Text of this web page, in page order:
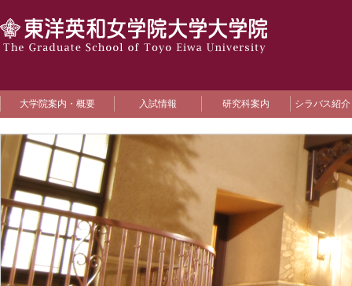
大学院案内・概要 入試情報 研究科案内 シラバス紹